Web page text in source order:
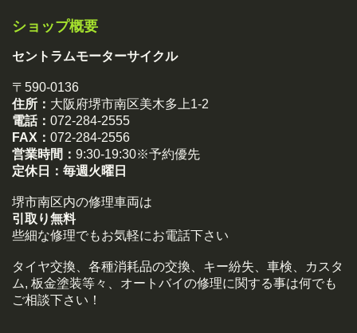
ショップ概要
セントラムモーターサイクル
〒590-0136
住所： 大阪府堺市南区美木多上1-2
電話： 072-284-2555
FAX： 072-284-2556
営業時間： 9:30-19:30※予約優先
定休日： 毎週火曜日
堺市南区内の修理車両は
引取り無料
些細な修理でもお気軽にお電話下さい
タイヤ交換、各種消耗品の交換、キー紛失、車検、カスタ
ム, 板金塗装等々、オートバイの修理に関する事は何でも
ご相談下さい！